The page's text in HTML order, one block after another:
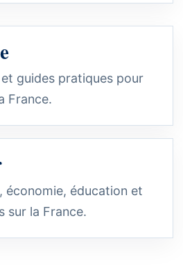
guides pratiques pour
France.
économie, éducation et
sur la France.